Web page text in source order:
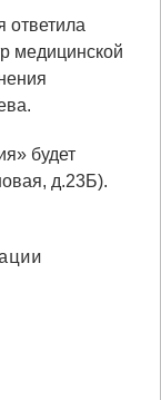
ответила
медицинской
будет
д.23Б).